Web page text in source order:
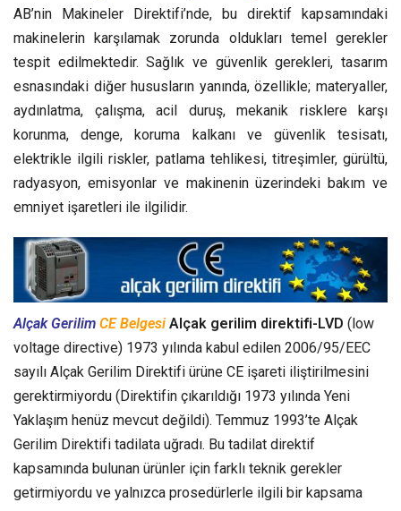
AB’nin Makineler Direktifi’nde, bu direktif kapsamındaki
makinelerin karşılamak zorunda oldukları temel gerekler
tespit edilmektedir. Sağlık ve güvenlik gerekleri, tasarım
esnasındaki diğer hususların yanında, özellikle; materyaller,
aydınlatma, çalışma, acil duruş, mekanik risklere karşı
korunma, denge, koruma kalkanı ve güvenlik tesisatı,
elektrikle ilgili riskler, patlama tehlikesi, titreşimler, gürültü,
radyasyon, emisyonlar ve makinenin üzerindeki bakım ve
emniyet işaretleri ile ilgilidir.
Alçak Gerilim CE Belgesi Alçak gerilim direktifi-LVD (low
voltage directive) 1973 yılında kabul edilen 2006/95/EEC
sayılı Alçak Gerilim Direktifi ürüne CE işareti iliştirilmesini
gerektirmiyordu (Direktifin çıkarıldığı 1973 yılında Yeni
Yaklaşım henüz mevcut değildi). Temmuz 1993’te Alçak
Gerilim Direktifi tadilata uğradı. Bu tadilat direktif
kapsamında bulunan ürünler için farklı teknik gerekler
getirmiyordu ve yalnızca prosedürlerle ilgili bir kapsama